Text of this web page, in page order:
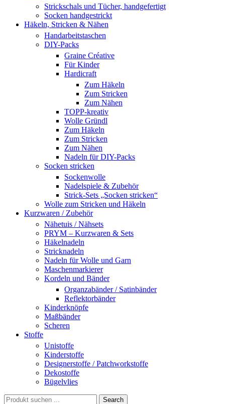
Strickschals und Tücher, handgefertigt
Socken handgestrickt
Häkeln, Stricken & Nähen
Handarbeitstaschen
DIY-Packs
Graine Créative
Für Kinder
Hardicraft
Zum Häkeln
Zum Stricken
Zum Nähen
TOPP-kreativ
Wolle Gründl
Zum Häkeln
Zum Stricken
Zum Nähen
Nadeln für DIY-Packs
Socken stricken
Sockenwolle
Nadelspiele & Zubehör
Strick-Sets „Socken stricken“
Wolle zum Stricken und Häkeln
Kurzwaren / Zubehör
Nähetuis / Nähsets
PRYM – Kurzwaren & Sets
Häkelnadeln
Stricknadeln
Nadeln für Wolle und Garn
Maschenmarkierer
Kordeln und Bänder
Organzabänder / Satinbänder
Reflektorbänder
Kinderknöpfe
Maßbänder
Scheren
Stoffe
Unistoffe
Kinderstoffe
Designerstoffe / Patchworkstoffe
Dekostoffe
Bügelvlies
Search